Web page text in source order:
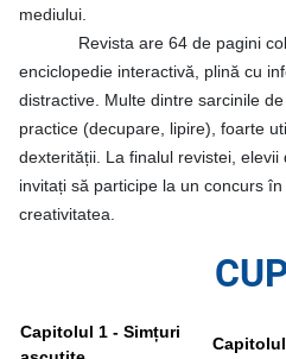
mediului.
Revista are 64 de pagini
enciclopedie interactivă, plină cu
distractive. Multe dintre sarcinile
practice (decupare, lipire), foarte
dexterității. La finalul revistei,
invitați să participe la un concurs
creativitatea.
Capitolul 1 - Simțuri